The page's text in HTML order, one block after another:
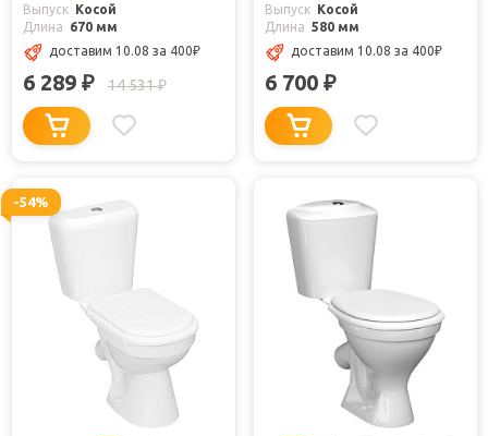
Выпуск Косой
Длина
670 мм
доставим 10.08 за 400₽
6 289 ₽ 14 531₽
Выпуск Косой
Длина 580 мм
доставим 10.08 за 400₽
6 700 ₽
-54%